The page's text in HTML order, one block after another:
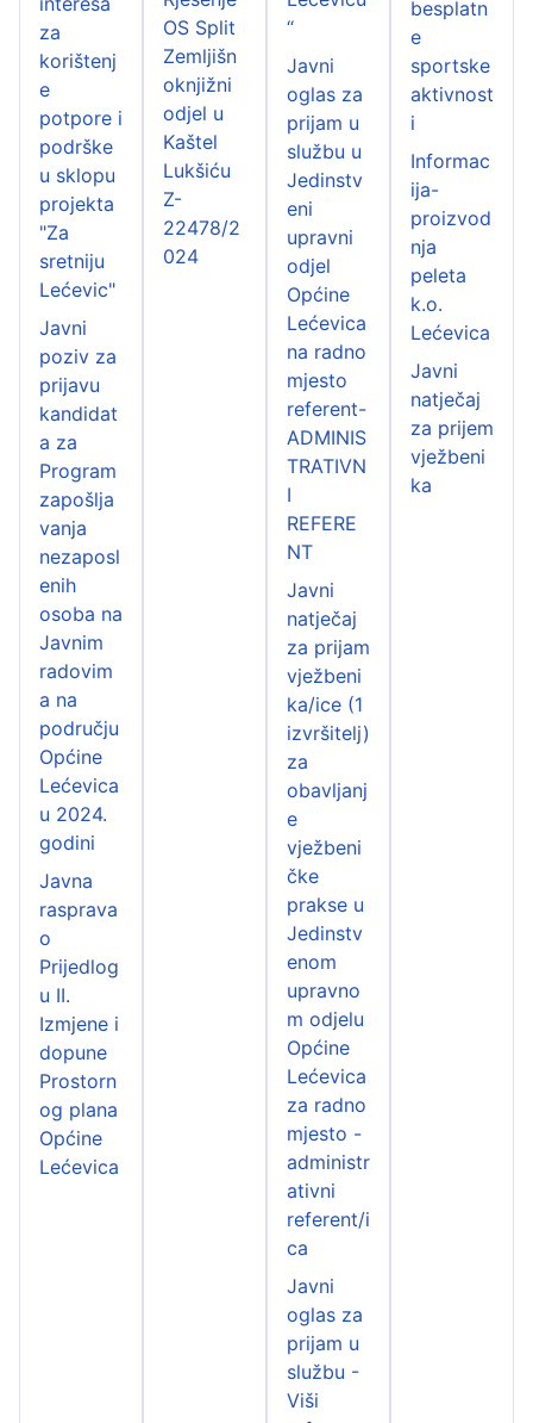
za
korištenj
e
potpore i
podrške
u sklopu
projekta
"Za
sretniju
Lećevic"
Javni
poziv za
prijavu
kandidat
a za
Program
zapošlja
vanja
nezaposl
enih
osoba na
Javnim
radovim
a na
području
Općine
Lećevica
u 2024.
godini
Javna
rasprava
o
Prijedlog
u II.
Izmjene i
dopune
Prostorn
og plana
Općine
Lećevica
OS Split
Zemljišn
oknjižni
odjel u
Kaštel
Lukšiću
Z-
22478/2
024
“
Javni
oglas za
prijam u
službu u
Jedinstv
eni
upravni
odjel
Općine
Lećevica
na radno
mjesto
referent-
ADMINIS
TRATIVN
I
REFERE
NT
Javni
natječaj
za prijam
vježbeni
ka/ice (1
izvršitelj)
za
obavljanj
e
vježbeni
čke
prakse u
Jedinstv
enom
upravno
m odjelu
Općine
Lećevica
za radno
mjesto -
administr
ativni
referent/i
ca
Javni
oglas za
prijam u
službu -
Viši
besplatn
e
sportske
aktivnost
i
Informac
ija-
proizvod
nja
peleta
k.o.
Lećevica
Javni
natječaj
za prijem
vježbeni
ka